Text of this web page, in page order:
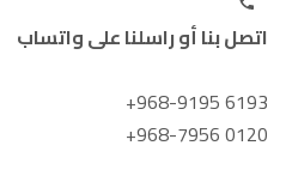
اتصل بنا أو راسلنا على واتساب
+968-9195 6193
+968-7956 0120